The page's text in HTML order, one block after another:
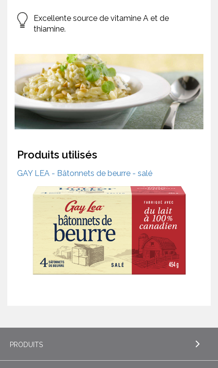
Excellente source de vitamine A et de
thiamine.
Produits utilisés
GAY LEA - Bâtonnets de beurre - salé
PRODUITS